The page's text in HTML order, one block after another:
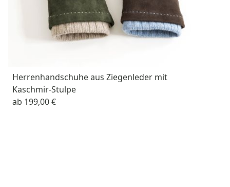
Herrenhandschuhe aus Ziegenleder mit
Kaschmir-Stulpe
ab 199,00 €